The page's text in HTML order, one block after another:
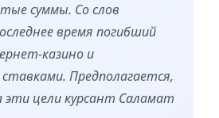
суммы. Со слов
время погибший
казино и
ставками. Предполагается,
цели курсант Саламат